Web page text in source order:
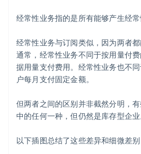
经常性业务指的是所有能够产生经常
经常性业务与订阅类似，因为两者都
通常，经常性业务不同于按用量付
据用量支付费用。经常性业务也不
户每月支付固定金额。
但两者之间的区别并非截然分明，
中的任何一种，但仍然是库存型企业
以下插图总结了这些差异和细微差别